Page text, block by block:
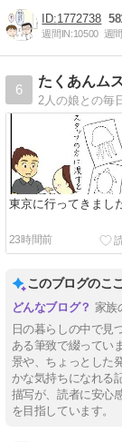
1772738
週間IN:10500 週
6
たくあんム
2人の娘との毎
東京に行ってきまし
23時間前
このブログのこ
家族
日の暮らしの中で見
ある筆致で綴ってい
景や、ちょっとした
かな気持ちになれる
描写が、読者に安心
を目指しています。